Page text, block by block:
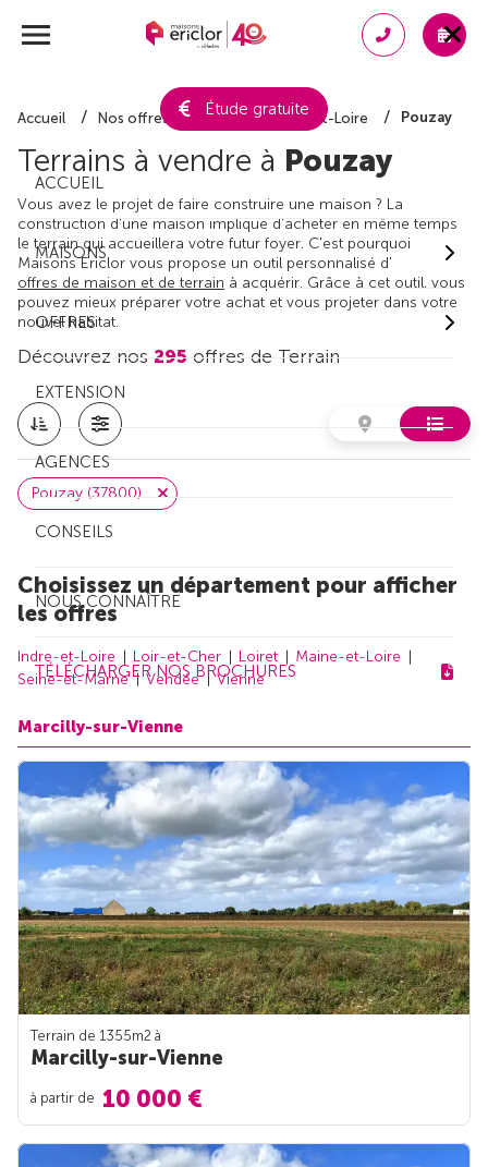
Étude gratuite
ACCUEIL
MAISONS
OFFRES
EXTENSION
AGENCES
CONSEILS
NOUS CONNAÎTRE
TÉLÉCHARGER NOS BROCHURES
Accueil Nos offres de terrain Indre-et-Loire Pouzay
Terrains à vendre à Pouzay
Vous avez le projet de faire construire une maison ? La
construction d'une maison implique d'acheter en même temps
le terrain qui accueillera votre futur foyer. C'est pourquoi
Maisons Ericlor vous propose un outil personnalisé d'
offres de maison et de terrain à acquérir. Grâce à cet outil, vous
pouvez mieux préparer votre achat et vous projeter dans votre
nouvel habitat.
Découvrez nos 295 offres de Terrain
Pouzay (37800)
Choisissez un département pour afficher
les offres
Indre-et-Loire Loir-et-Cher Loiret
Maine-et-Loire
Seine-et-Marne
Vendée Vienne
Marcilly-sur-Vienne
Terrain de 1355m2 à
Marcilly-sur-Vienne
à partir de 10 000 €